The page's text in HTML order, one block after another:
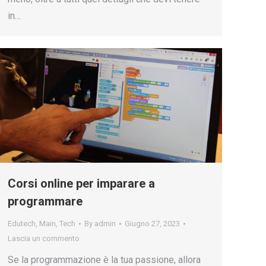
in…
Corsi online per imparare a
programmare
Edutech, Main, Tech By admin
Giugno 27, 2023
Lascia un commento
Se la programmazione è la tua passione, allora